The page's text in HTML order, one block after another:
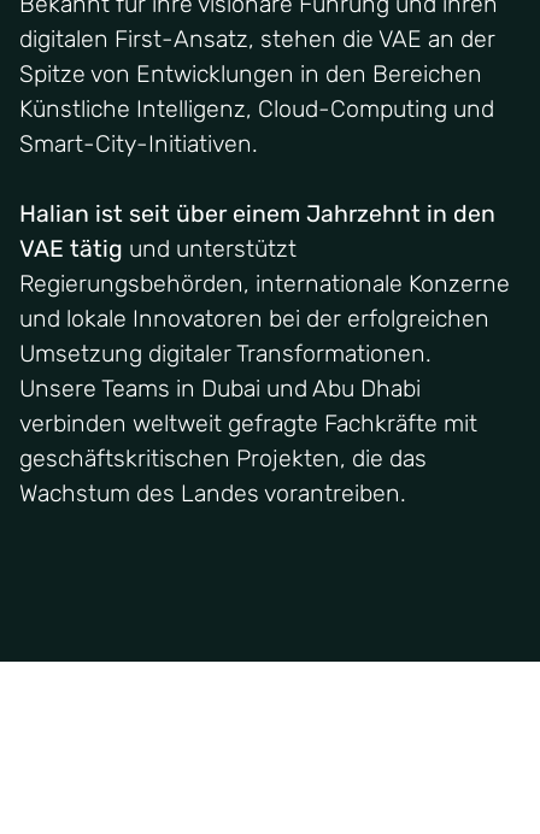
digitalen First-Ansatz, stehen die VAE an der
Spitze von Entwicklungen in den Bereichen
Künstliche Intelligenz, Cloud-Computing und
Smart-City-Initiativen.
Halian ist seit über einem Jahrzehnt in den
VAE tätig und unterstützt
Regierungsbehörden, internationale Konzerne
und lokale Innovatoren bei der erfolgreichen
Umsetzung digitaler Transformationen.
Unsere Teams in Dubai und Abu Dhabi
verbinden weltweit gefragte Fachkräfte mit
geschäftskritischen Projekten, die das
Wachstum des Landes vorantreiben.